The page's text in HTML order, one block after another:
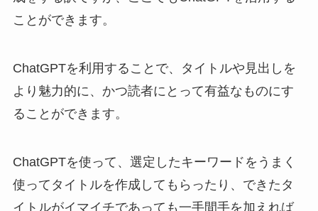
ことができます。
ChatGPTを利用することで、タイトルや見出しを
より魅力的に、かつ読者にとって有益なものにす
ることができます。
ChatGPTを使って、選定したキーワードをうまく
使ってタイトルを作成してもらったり、できたタ
イトルがイマイチであっても一手間手を加えれば